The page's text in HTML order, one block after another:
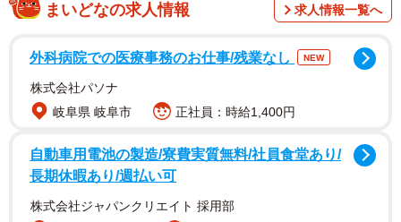
日に日にヒートアップする阪神ファンを鎮めようとした
わけでもないだろうが、アツい夏のおうち時間を涼しく過
ごしてもらおうと「ライソン」から同時に2つ新商品が売り
出された。担当者も「球団のロゴマークが入っているのが
ポイント。阪神ファン専用のオリジナルアイテムです」と
胸を張る。
まいどなの求人情報 求人情報一覧へ
外科病院での医療事務のお仕事/残業なし NEW
株式会社パソナ
岐阜県 岐阜市
正社員：時給1,400円
自動車用電池の製造/寮費実質無料/社員食堂あり/
長期休暇あり/週払い可
株式会社ジャパンクリエイト 採用部